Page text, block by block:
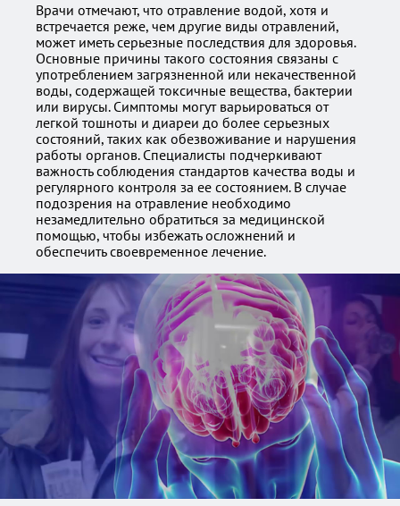
Врачи отмечают, что отравление водой, хотя и
встречается реже, чем другие виды отравлений,
может иметь серьезные последствия для здоровья.
Основные причины такого состояния связаны с
употреблением загрязненной или некачественной
воды, содержащей токсичные вещества, бактерии
или вирусы. Симптомы могут варьироваться от
легкой тошноты и диареи до более серьезных
состояний, таких как обезвоживание и нарушения
работы органов. Специалисты подчеркивают
важность соблюдения стандартов качества воды и
регулярного контроля за ее состоянием. В случае
подозрения на отравление необходимо
незамедлительно обратиться за медицинской
помощью, чтобы избежать осложнений и
обеспечить своевременное лечение.